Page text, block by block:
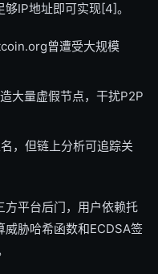
IP地址即可实现[4]。
曾遭受大规模
大量虚假节点，干扰P2P
，但链上分析可追踪关
方平台后门，用户依赖托
胁哈希函数和ECDSA签